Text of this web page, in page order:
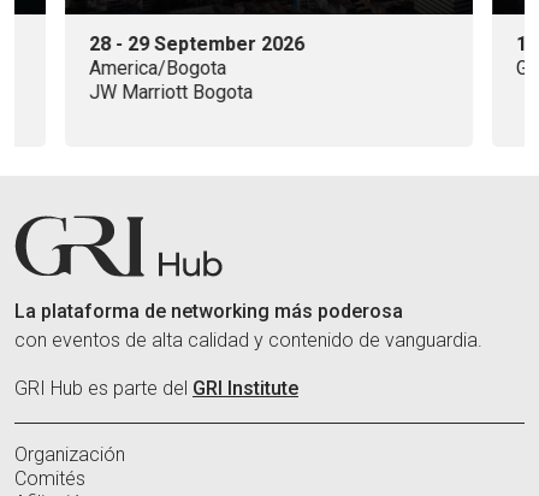
28 - 29 September 2026
America/Bogota
JW Marriott Bogota
La plataforma de networking más poderosa
con eventos de alta calidad y contenido de vanguardia.
GRI Hub es parte del GRI Institute
Organización
Comités